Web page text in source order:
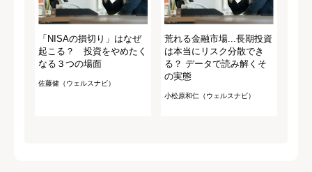
「NISAの損切り」はなぜ
起こる？ 投資をやめたく
なる３つの場面
佐藤健（ウェルスナビ）
荒れる金融市場...長期投資
は本当にリスク分散でき
る？ データで読み解くそ
の実態
小松原和仁（ウェルスナビ）